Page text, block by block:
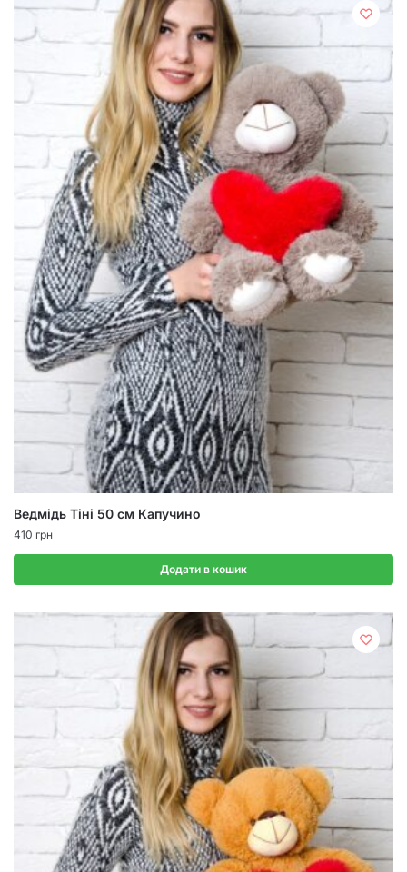
Ведмідь Тіні 50 см Капучино
410 грн
Додати в кошик